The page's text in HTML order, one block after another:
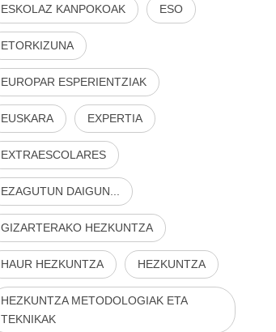
ESKOLAZ KANPOKOAK ESO
ETORKIZUNA
EUROPAR ESPERIENTZIAK
EUSKARA EXPERTIA
EXTRAESCOLARES
EZAGUTUN DAIGUN...
GIZARTERAKO HEZKUNTZA
HAUR HEZKUNTZA HEZKUNTZA
HEZKUNTZA METODOLOGIAK ETA
TEKNIKAK